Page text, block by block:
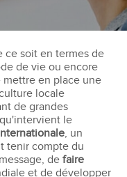
ce soit en termes de
de vie ou encore
en place une
locale
de grandes
le
, un
tenir compte du
defaire
et de développer